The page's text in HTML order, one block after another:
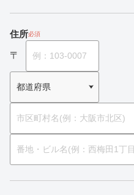
住所必須